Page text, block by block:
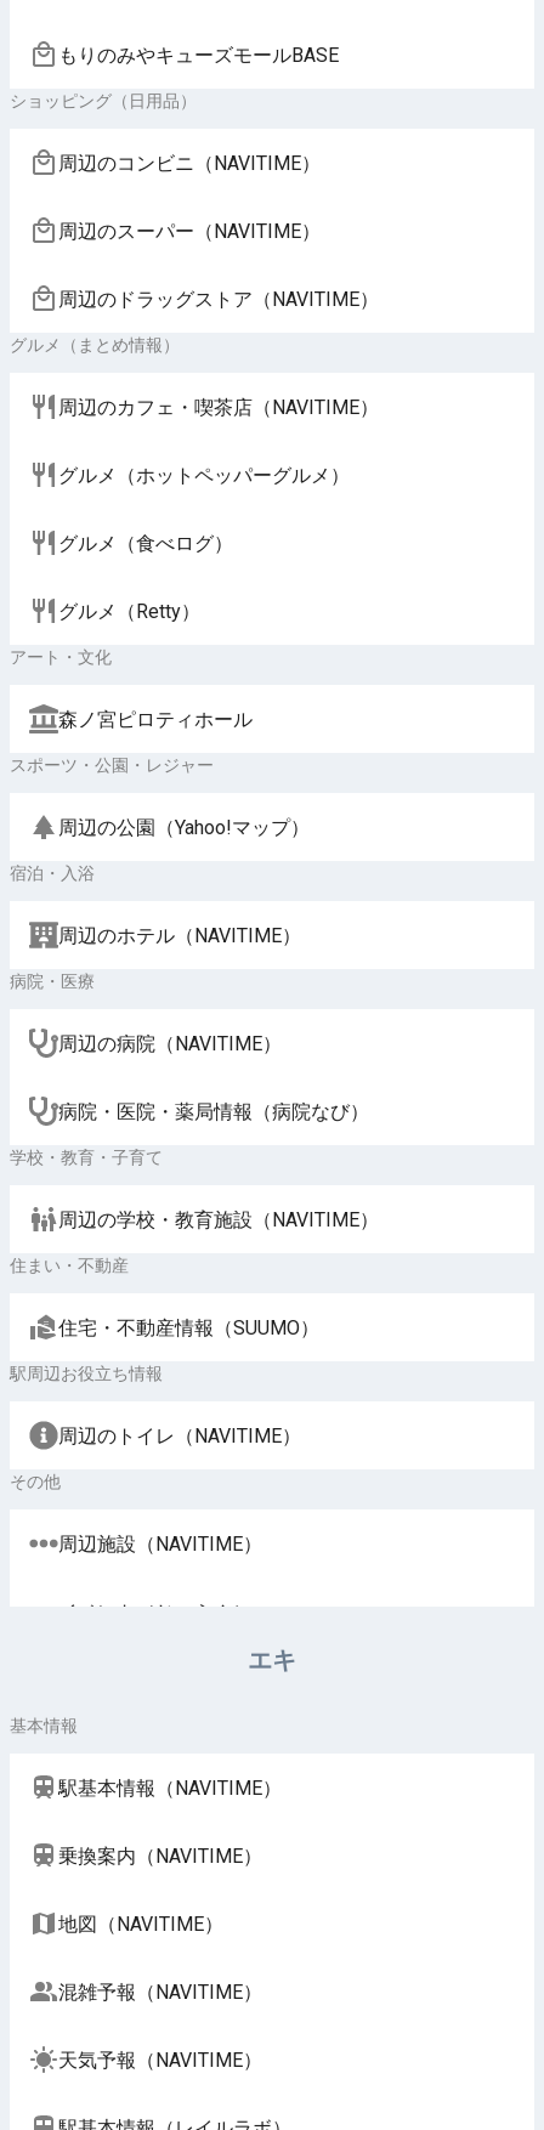
もりのみやキューズモールBASE
ショッピング（日用品）
周辺のコンビニ（NAVITIME）
周辺のスーパー（NAVITIME）
周辺のドラッグストア（NAVITIME）
グルメ（まとめ情報）
周辺のカフェ・喫茶店（NAVITIME）
グルメ（ホットペッパーグルメ）
グルメ（食べログ）
グルメ（Retty）
アート・文化
森ノ宮ピロティホール
スポーツ・公園・レジャー
周辺の公園（Yahoo!マップ）
宿泊・入浴
周辺のホテル（NAVITIME）
病院・医療
周辺の病院（NAVITIME）
病院・医院・薬局情報（病院なび）
学校・教育・子育て
周辺の学校・教育施設（NAVITIME）
住まい・不動産
住宅・不動産情報（SUUMO）
駅周辺お役立ち情報
周辺のトイレ（NAVITIME）
その他
周辺施設（NAVITIME）
イベント（じゃらん）
エキ
基本情報
駅基本情報（NAVITIME）
乗換案内（NAVITIME）
地図（NAVITIME）
混雑予報（NAVITIME）
天気予報（NAVITIME）